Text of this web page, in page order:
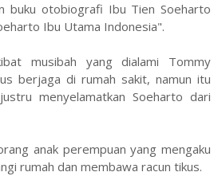
buku otobiografi Ibu Tien Soeharto
Ibu Utama Indonesia".
musibah yang dialami Tommy
berjaga di rumah sakit, namun itu
menyelamatkan Soeharto dari
anak perempuan yang mengaku
rumah dan membawa racun tikus.